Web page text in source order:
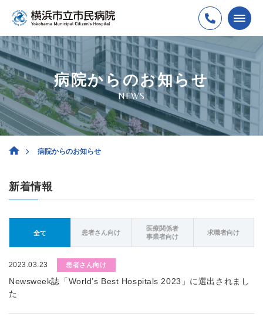
病院からのお知らせ
NEWS
病院からのお知らせ
新着情報
全て 患者さん向け
医療関係者
事業者向け
求職者向け
2023.03.23 患者さん向け
Newsweek誌「World’s Best Hospitals 2023」に選出されまし
た